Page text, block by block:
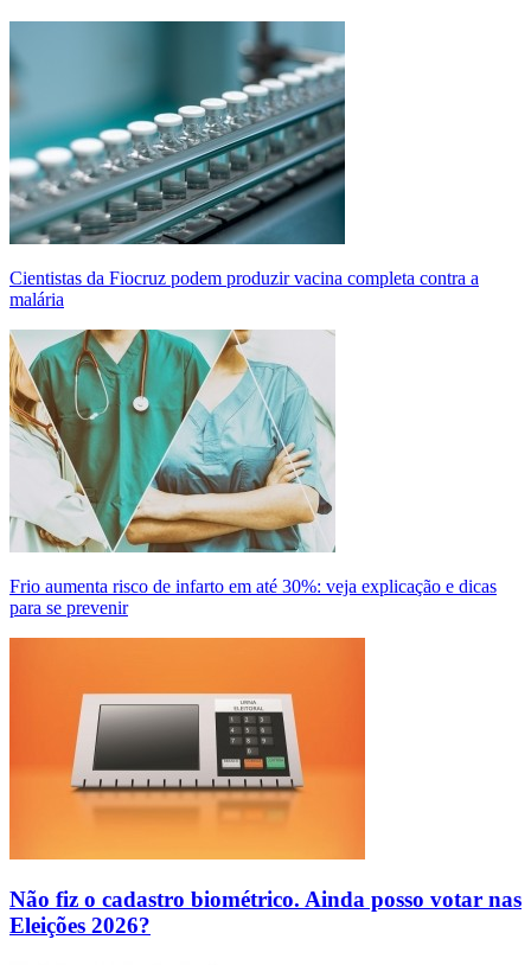
Cientistas da Fiocruz podem produzir vacina completa contra a
malária
Frio aumenta risco de infarto em até 30%: veja explicação e dicas
para se prevenir
Não fiz o cadastro biométrico. Ainda posso votar nas
Eleições 2026?